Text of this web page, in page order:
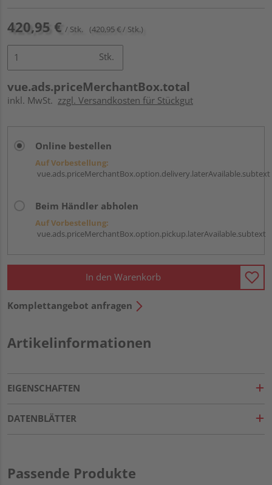
420,95 € / Stk. (420,95 € / Stk.)
Stk.
vue.ads.priceMerchantBox.total
inkl. MwSt. zzgl. Versandkosten für Stückgut
Online bestellen
Auf Vorbestellung:
vue.ads.priceMerchantBox.option.delivery.laterAvailable.subtext
Beim Händler abholen
Auf Vorbestellung:
vue.ads.priceMerchantBox.option.pickup.laterAvailable.subtext
In den Warenkorb
Komplettangebot anfragen
Artikelinformationen
EIGENSCHAFTEN
DATENBLÄTTER
Passende Produkte